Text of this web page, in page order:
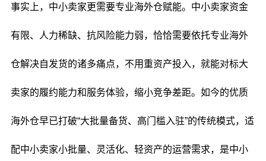
事实上，中小卖家更需要专业海外仓赋能。中小卖家资金
有限、人力稀缺、抗风险能力弱，恰恰需要依托专业海外
仓解决自发货的诸多痛点，不用重资产投入，就能对标大
卖家的履约能力和服务体验，缩小竞争差距。如今的优质
海外仓早已打破“大批量备货、高门槛入驻”的传统模式，适
配中小卖家小批量、灵活化、轻资产的运营需求，是中小